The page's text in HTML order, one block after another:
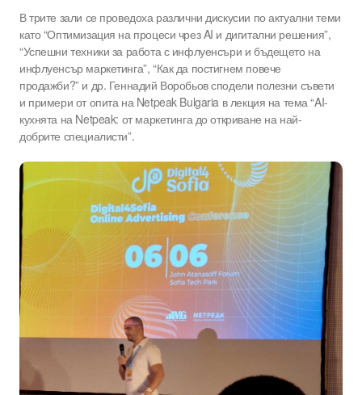
В трите зали се проведоха различни дискусии по актуални теми
като “Оптимизация на процеси чрез AI и дигитални решения”,
“Успешни техники за работа с инфлуенсъри и бъдещето на
инфлуенсър маркетинга”, “Как да постигнем повече
продажби?” и др. Геннадий Воробьов сподели полезни съвети
и примери от опита на Netpeak Bulgaria в лекция на тема “AI-
кухнята на Netpeak: от маркетинга до откриване на най-
добрите специалисти”.